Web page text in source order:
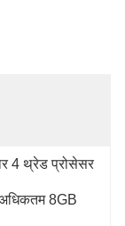
4 थ्रेड प्रोसेसर
8GB